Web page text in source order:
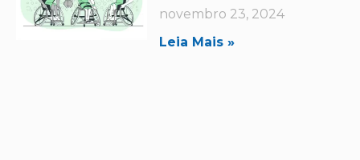
novembro 23, 2024
Leia Mais »